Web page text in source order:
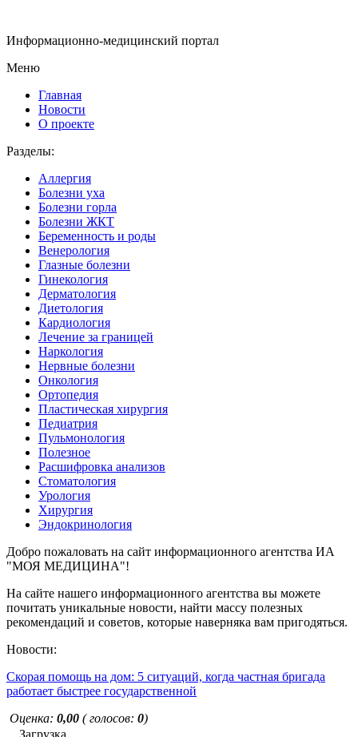
Информационно-медицинский портал
Меню
Главная
Новости
О проекте
Разделы:
Аллергия
Болезни уха
Болезни горла
Болезни ЖКТ
Беременность и роды
Венерология
Глазные болезни
Гинекология
Дерматология
Диетология
Кардиология
Лечение за границей
Наркология
Нервные болезни
Онкология
Ортопедия
Пластическая хирургия
Педиатрия
Пульмонология
Полезное
Расшифровка анализов
Стоматология
Урология
Хирургия
Эндокринология
Добро пожаловать на сайт информационного агентства ИА
"МОЯ МЕДИЦИНА"!
На сайте нашего информационного агентства вы можете
почитать уникальные новости, найти массу полезных
рекомендаций и советов, которые наверняка вам пригодяться.
Новости:
Скорая помощь на дом: 5 ситуаций, когда частная бригада
работает быстрее государственной
Оценка: 0,00 ( голосов: 0)
Загрузка...